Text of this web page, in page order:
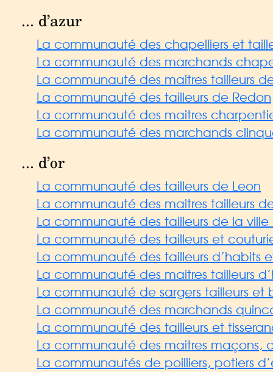
... d’azur
La communauté des chapelliers et
La communauté des marchands
La communauté des maitres tailleurs
La communauté des tailleurs de Redon
La communauté des maitres
La communauté des marchands
... d’or
La communauté des tailleurs de Leon
La communauté des maitres tailleurs
La communauté des tailleurs de la
La communauté des tailleurs et
La communauté des tailleurs d’habits
La communauté des maitres tailleurs
La communauté de sargers tailleurs et
La communauté des marchands
La communauté des tailleurs et
La communauté des maitres maçons,
La communautés de poilliers, potiers